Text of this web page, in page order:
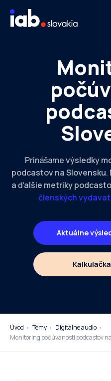
Prinášamevýsledky
podcastov na Slovensku.
a ďalšie metriky
členských
Aktuálne
Úvod Témy
Digitálne audio
Monitoring počúvanosti podcastov